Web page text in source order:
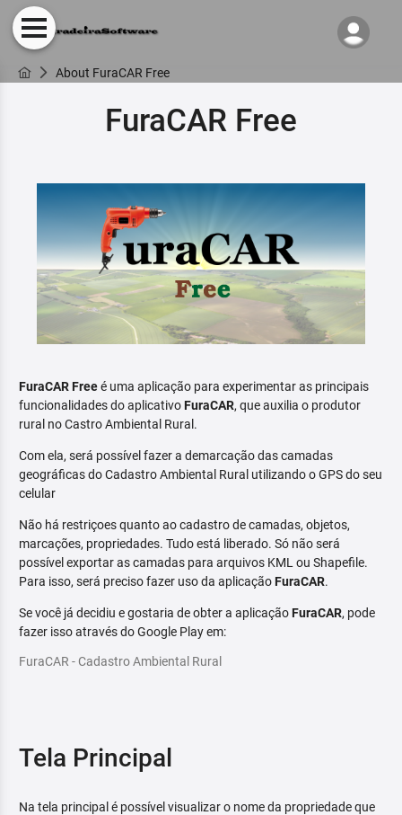
About FuraCAR Free
FuraCAR Free
FuraCAR Freeé uma aplicação para experimentar as principais
funcionalidades do aplicativoFuraCAR, que auxilia o produtor
rural no Castro Ambiental Rural.
Com ela, será possível fazer a demarcação das camadas
geográficas do Cadastro Ambiental Rural utilizando o GPS do seu
celular
Não há restriçoes quanto ao cadastro de camadas, objetos,
marcações, propriedades. Tudo está liberado. Só não será
possível exportar as camadas para arquivos KML ou Shapefile.
Para isso, será preciso fazer uso da aplicaçãoFuraCAR.
Se você já decidiu e gostaria de obter a aplicaçãoFuraCAR, pode
fazer isso através do Google Play em:
FuraCAR - Cadastro Ambiental Rural
Tela Principal
Na tela principal é possível visualizar o nome da propriedade que